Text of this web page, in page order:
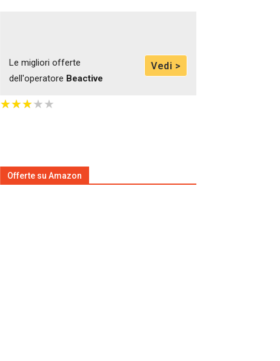
Le migliori offerte
dell'operatore Beactive
Vedi >
★★★★★
★★★★★
Offerte su Amazon